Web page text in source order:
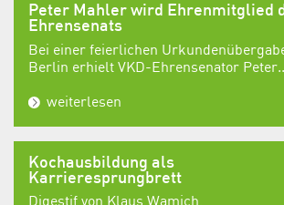
Peter Mahler wird Ehrenmitglied
Ehrensenats
Bei einer feierlichen
Berlin erhielt VKD-Ehrensenator
weiterlesen
Kochausbildung als
Karrieresprungbrett
Digestif von Klaus Wamich,